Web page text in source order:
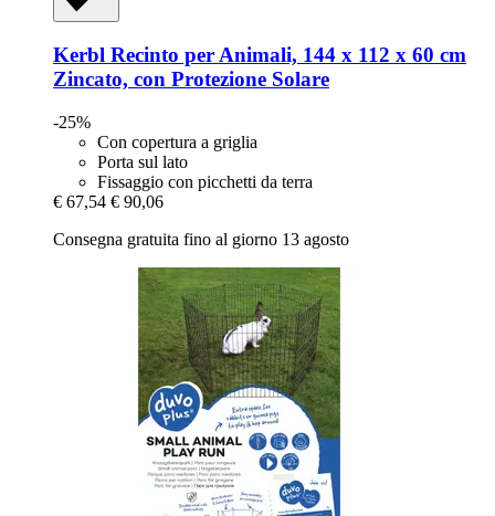
Kerbl Recinto per Animali, 144 x 112 x 60 cm
Zincato, con Protezione Solare
-25%
Con copertura a griglia
Porta sul lato
Fissaggio con picchetti da terra
€ 67,54 € 90,06
Consegna gratuita fino al giorno 13 agosto